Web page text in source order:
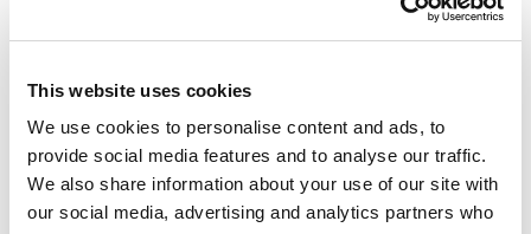
This website uses cookies
We use cookies to personalise content and ads, to
provide social media features and to analyse our traffic.
We also share information about your use of our site with
our social media, advertising and analytics partners who
pratique, situé à seulement 5 petites minutes de
marche de la salle deconférenceoù j’avais ma
présentation. Il y avait juste un problème : les
dessous de nos fenêtres !